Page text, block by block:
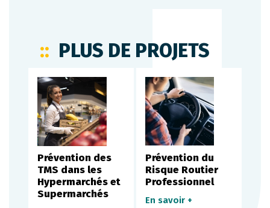
PLUS DE PROJETS
Prévention des
TMS dans les
Hypermarchés et
Supermarchés
Prévention du
Risque Routier
Professionnel
En savoir +